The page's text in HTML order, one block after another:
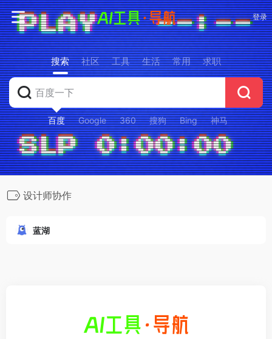
登录
搜索 社区 工具 生活 常用 求职
百度 Google 360 搜狗 Bing 神马
设计师协作
蓝湖